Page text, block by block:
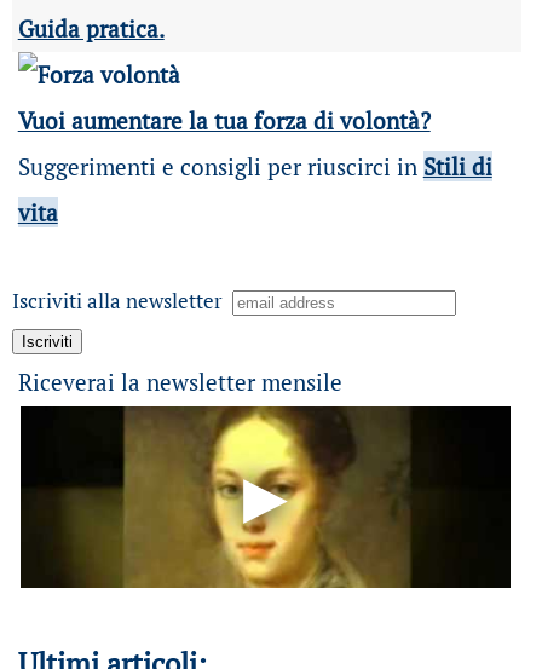
Guida pratica.
Vuoi aumentare la tua forza di volontà?
Suggerimenti e consigli per riuscirci in Stili di
vita
Iscriviti alla newsletter
Riceverai la newsletter mensile